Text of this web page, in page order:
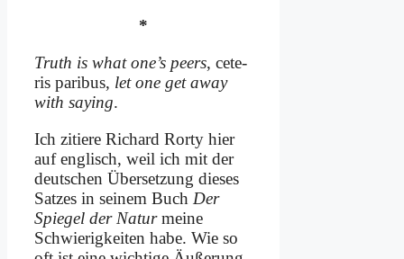
*
Truth is what one’s peers, ce­te­
ris pa­ri­bus, let one get away
wi­th say­ing.
Ich zi­tie­re Ri­chard Ror­ty hier
auf eng­lisch, weil ich mit der
deut­schen Über­set­zung die­ses
Sat­zes in sei­nem Buch Der
Spie­gel der Na­turmei­ne
Schwie­rig­kei­ten ha­be. Wie so